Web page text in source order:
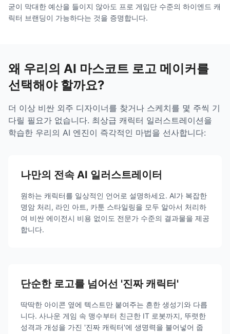
굳이 막대한 예산을 들이지 않아도 프로 게임단 수준의 하이엔드 캐
릭터 브랜딩이 가능하다는 것을 증명합니다.
왜 우리의 AI 마스코트 로고 메이커를
선택해야 할까요?
더 이상 비싼 외주 디자이너를 찾거나 스케치를 몇 주씩 기
다릴 필요가 없습니다. 최상급 캐릭터 일러스트레이션을
학습한 우리의 AI 엔진이 즉각적인 마법을 선사합니다:
나만의 전속 AI 일러스트레이터
원하는 캐릭터를 일상적인 언어로 설명하세요. AI가 복잡한
명암 처리, 라인 아트, 카툰 스타일링을 모두 알아서 처리하
여 비싼 에이전시 비용 없이도 전문가 수준의 결과물을 제공
합니다.
단순한 로고를 넘어선 '진짜 캐릭터'
딱딱한 아이콘 옆에 텍스트만 붙여주는 흔한 생성기와 다릅
니다. 사나운 게임 속 맹수부터 친근한 IT 로봇까지, 뚜렷한
성격과 개성을 가진 '진짜 캐릭터'에 생명력을 불어넣어 줍